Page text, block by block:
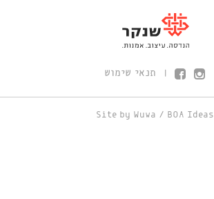
תנאי שימוש
Site by Wuwa / BOA Ideas